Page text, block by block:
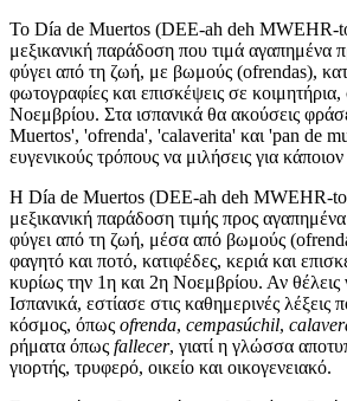
Το Día de Muertos (DEE-ah deh MWEHR-
μεξικανική παράδοση που τιμά αγαπημένα
φύγει από τη ζωή, με βωμούς (ofrendas),
φωτογραφίες και επισκέψεις σε
Νοεμβρίου. Στα ισπανικά θα ακούσεις
Muertos', 'ofrenda', 'calaverita' και 'pan de
ευγενικούς τρόπους να μιλήσεις για
Η Día de Muertos (DEE-ah deh MWEHR-
μεξικανική παράδοση τιμής προς
φύγει από τη ζωή, μέσα από βωμούς
φαγητό και ποτό, κατιφέδες, κεριά και
κυρίως την 1η και 2η Νοεμβρίου. Αν θέλεις
Ισπανικά, εστίασε στις καθημερινές λέξεις
κόσμος, όπως ofrenda, cempasúchil,
ρήματα όπως fallecer, γιατί η γλώσσα
γιορτής, τρυφερό, οικείο και οικογενειακό.